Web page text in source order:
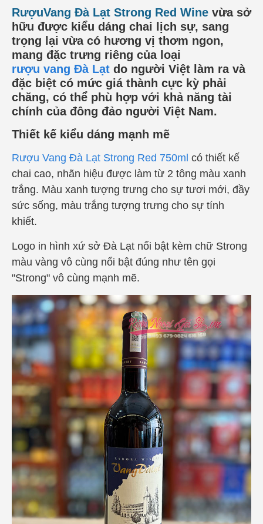
RượuVang Đà Lạt Strong Red Wine vừa sở
hữu được kiểu dáng chai lịch sự, sang
trọng lại vừa có hương vị thơm ngon,
mang đặc trưng riêng của loại
rượu vang Đà Lạt do người Việt làm ra và
đặc biệt có mức giá thành cực kỳ phải
chăng, có thể phù hợp với khả năng tài
chính của đông đảo người Việt Nam.
Thiết kế kiểu dáng mạnh mẽ
Rượu Vang Đà Lạt Strong Red 750ml có thiết kế
chai cao, nhãn hiệu được làm từ 2 tông màu xanh
trắng. Màu xanh tượng trưng cho sự tươi mới, đầy
sức sống, màu trắng tượng trưng cho sự tính
khiết.
Logo in hình xứ sở Đà Lạt nổi bật kèm chữ Strong
màu vàng vô cùng nổi bật đúng như tên gọi
"Strong" vô cùng mạnh mẽ.